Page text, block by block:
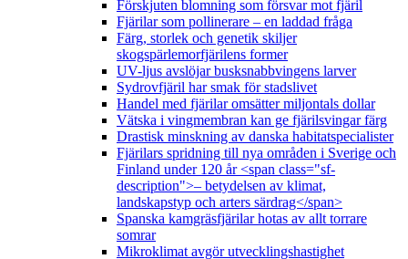
Förskjuten blomning som försvar mot fjäril
Fjärilar som pollinerare – en laddad fråga
Färg, storlek och genetik skiljer
skogspärlemorfjärilens former
UV-ljus avslöjar busksnabbvingens larver
Sydrovfjäril har smak för stadslivet
Handel med fjärilar omsätter miljontals dollar
Vätska i vingmembran kan ge fjärilsvingar färg
Drastisk minskning av danska habitatspecialister
Fjärilars spridning till nya områden i Sverige och
Finland under 120 år <span class="sf-
description">– betydelsen av klimat,
landskapstyp och arters särdrag</span>
Spanska kamgräsfjärilar hotas av allt torrare
somrar
Mikroklimat avgör utvecklingshastighet